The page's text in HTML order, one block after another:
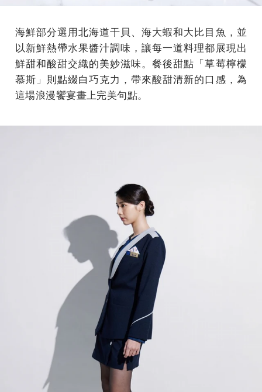
海鮮部分選用北海道干貝、海大蝦和大比目魚，並
以新鮮熱帶水果醬汁調味，讓每一道料理都展現出
鮮甜和酸甜交織的美妙滋味。餐後甜點「草莓檸檬
慕斯」則點綴白巧克力，帶來酸甜清新的口感，為
這場浪漫饗宴畫上完美句點。